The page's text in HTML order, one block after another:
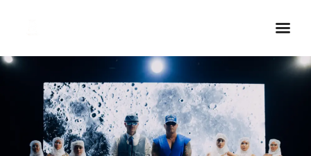
Inicio Real FM
Streaming
En Vivo